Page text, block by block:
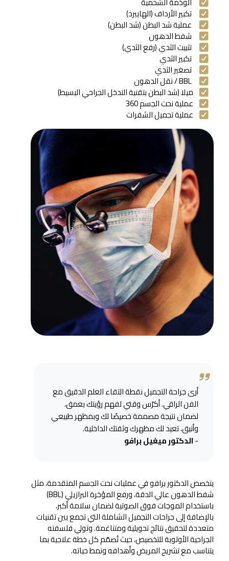
تكبير الأرداف (الهايبرد)
عملية شد البطن (شد البطن)
شفط الدهون
تثبيت الثدي (رفع الثدي)
تكبير الثدي
تصغير الثدي
BBL / نقل الدهون
ميلا (شد البطن بتقنية التدخل الجراحي البسيط)
عملية نحت الجسم 360
عملية تجميل الشفرات
أرى جراحة التجميل نقطة التقاء العلم الدقيق مع
الفن الراقي. أكرّس وقتي لفهم رؤيتك بعمق،
لضمان نتيجة مصممة خصيصًا لك وبمظهر طبيعي
وأنيق، تعيد لك مظهرك وثقتك الداخلية.
الدكتور ميغيل برافو
يتخصص الدكتور برافو في عمليات نحت الجسم المتقدمة، مثل
شفط الدهون عالي الدقة، ورفع المؤخرة البرازيلي (BBL)
باستخدام الموجات فوق الصوتية لضمان سلامة أكبر،
بالإضافة إلى جراحات التجميل الشاملة التي تجمع بين تقنيات
متعددة لتحقيق نتائج تحويلية ومتناغمة. وتولي فلسفته
الجراحية الأولوية للتخصيص، حيث تُصمّم كل خطة علاجية بما
يتناسب مع تشريح المريض وأهدافه ونمط حياته.